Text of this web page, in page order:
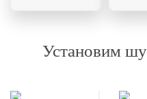
Установим